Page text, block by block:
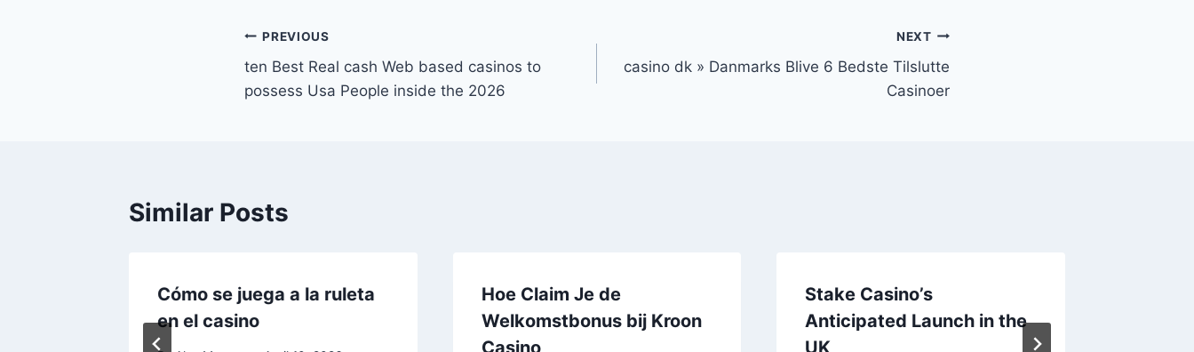
Post
navigation
PREVIOUS
ten Best Real cash Web based casinos to
possess Usa People inside the 2026
NEXT
casino dk » Danmarks Blive 6 Bedste Tilslutte
Casinoer
Similar Posts
Cómo se juega a la ruleta
en el casino
Hoe Claim Je de
Welkomstbonus bij Kroon
Stake Casino’s
Anticipated Launch in the